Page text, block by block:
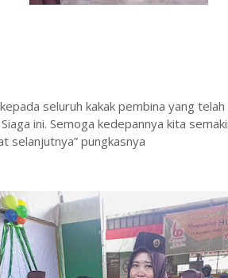
seluruh kakak pembina yang
ini. Semoga kedepannya kita
selanjutnya” pungkasnya